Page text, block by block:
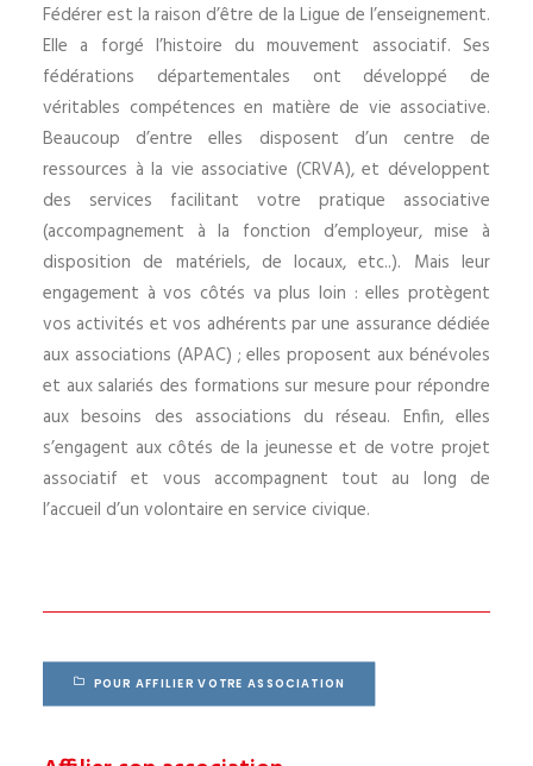
Fédérer est la raison d’être de la Ligue de l’enseignement.
Elle a forgé l’histoire du mouvement associatif. Ses
fédérations départementales ont développé de
véritables compétences en matière de vie associative.
Beaucoup d’entre elles disposent d’un centre de
ressources à la vie associative (CRVA), et développent
des services facilitant votre pratique associative
(accompagnement à la fonction d’employeur, mise à
disposition de matériels, de locaux, etc..). Mais leur
engagement à vos côtés va plus loin : elles protègent
vos activités et vos adhérents par une assurance dédiée
aux associations (APAC) ; elles proposent aux bénévoles
et aux salariés des formations sur mesure pour répondre
aux besoins des associations du réseau. Enfin, elles
s’engagent aux côtés de la jeunesse et de votre projet
associatif et vous accompagnent tout au long de
l’accueil d’un volontaire en service civique.
POUR AFFILIER VOTRE ASSOCIATION